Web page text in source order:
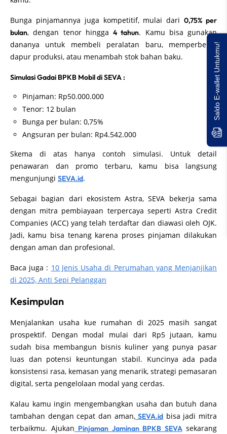
Bunga pinjamannya juga kompetitif, mulai dari0,75% per
bulan, dengan tenor hingga 4 tahun. Kamu bisa gunakan
dananya untuk membeli peralatan baru, memperbesar
dapur produksi, atau menambah stok bahan baku.
Simulasi Gadai BPKB Mobil di SEVA :
Pinjaman: Rp50.000.000
Tenor: 12 bulan
Bunga per bulan: 0,75%
Angsuran per bulan: Rp4.542.000
Skema di atas hanya contoh simulasi. Untuk detail
penawaran dan promo terbaru, kamu bisa langsung
mengunjungi SEVA.id.
Sebagai bagian dari ekosistem Astra, SEVA bekerja sama
dengan mitra pembiayaan terpercaya seperti Astra Credit
Companies (ACC) yang telah terdaftar dan diawasi oleh OJK.
Jadi, kamu bisa tenang karena proses pinjaman dilakukan
dengan aman dan profesional.
Baca juga : 10 Jenis Usaha di Perumahan yang Menjanjikan
di 2025, Anti Sepi Pelanggan
Kesimpulan
Menjalankan usaha kue rumahan di 2025 masih sangat
prospektif. Dengan modal mulai dari Rp5 jutaan, kamu
sudah bisa membangun bisnis kuliner yang punya pasar
luas dan potensi keuntungan stabil. Kuncinya ada pada
konsistensi rasa, kemasan yang menarik, strategi pemasaran
digital, serta pengelolaan modal yang cerdas.
Kalau kamu ingin mengembangkan usaha dan butuh dana
tambahan dengan cepat dan aman, SEVA.id bisa jadi mitra
terbaikmu. Ajukan Pinjaman Jaminan BPKB SEVAsekarang
Saldo E-wallet Untukmu!